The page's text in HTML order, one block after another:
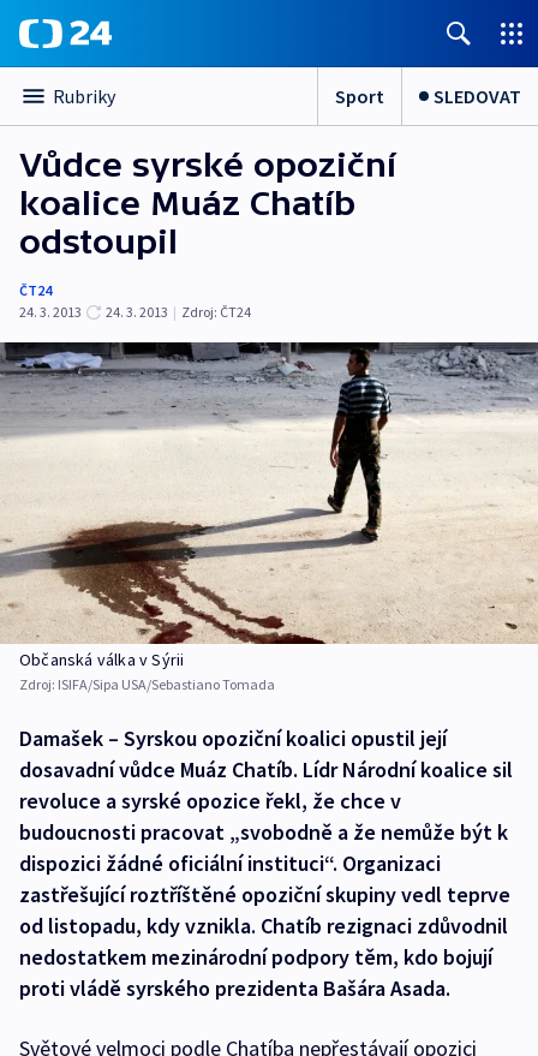
Rubriky Sport SLEDOVAT
Vůdce syrské opoziční
koalice Muáz Chatíb
odstoupil
ČT24
24. 3. 2013
24. 3. 2013 | Zdroj: ČT24
Občanská válka v Sýrii
Zdroj: ISIFA/Sipa USA/Sebastiano Tomada
Damašek – Syrskou opoziční koalici opustil její
dosavadní vůdce Muáz Chatíb. Lídr Národní koalice sil
revoluce a syrské opozice řekl, že chce v
budoucnosti pracovat „svobodně a že nemůže být k
dispozici žádné oficiální instituci“. Organizaci
zastřešující roztříštěné opoziční skupiny vedl teprve
od listopadu, kdy vznikla. Chatíb rezignaci zdůvodnil
nedostatkem mezinárodní podpory těm, kdo bojují
proti vládě syrského prezidenta Bašára Asada.
Světové velmoci podle Chatíba nepřestávají opozici